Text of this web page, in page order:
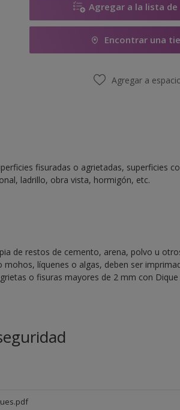
Agregar a la lista de
Encontrar una
Agregar a
fisuradas o agrietadas, superficies
ladrillo, obra vista, hormigón, etc.
de restos de cemento, arena, polvo u
líquenes o algas, deben ser
o fisuras mayores de 2 mm con